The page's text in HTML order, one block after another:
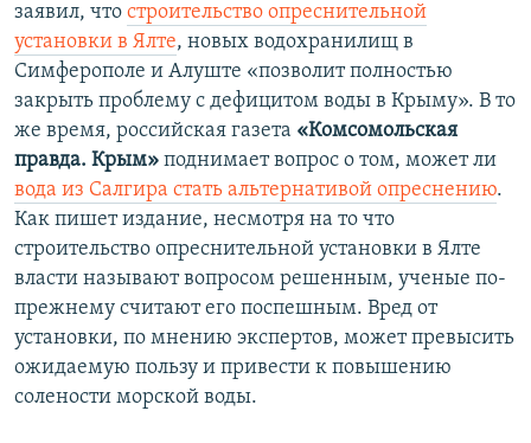
заявил, что строительство опреснительной
установки в Ялте, новых водохранилищ в
Симферополе и Алуште «позволит полностью
закрыть проблему с дефицитом воды в Крыму». В то
же время, российская газета «Комсомольская
правда. Крым» поднимает вопрос о том, может ли
вода из Салгира стать альтернативой опреснению.
Как пишет издание, несмотря на то что
строительство опреснительной установки в Ялте
власти называют вопросом решенным, ученые по-
прежнему считают его поспешным. Вред от
установки, по мнению экспертов, может превысить
ожидаемую пользу и привести к повышению
солености морской воды.